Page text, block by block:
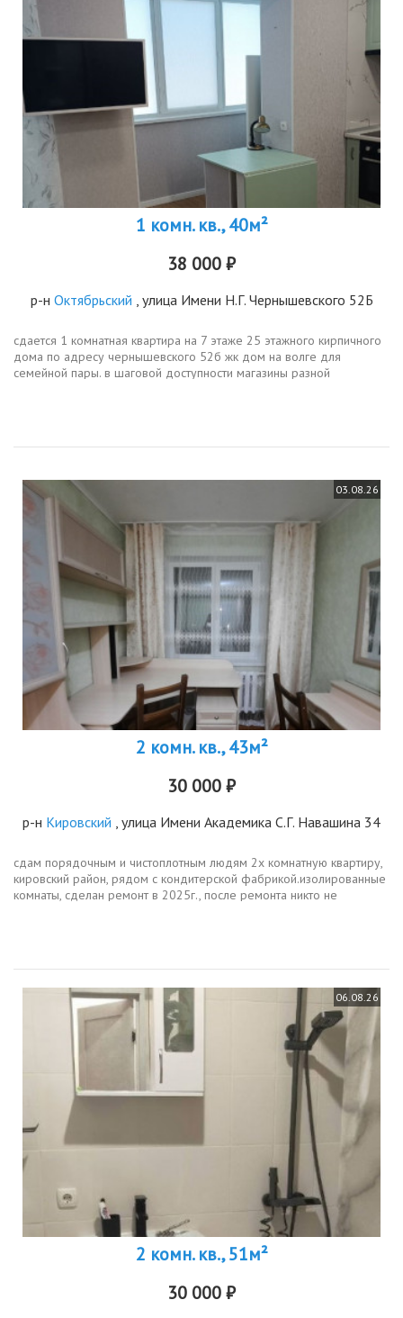
1 комн. кв., 40м²
38 000 ₽
р-н Октябрьский , улица Имени Н.Г. Чернышевского 52Б
сдается 1 комнатная квартира на 7 этаже 25 этажного кирпичного
дома по адресу чернышевского 52б жк дом на волге для
семейной пары. в шаговой доступности магазины разной
03.08.26
2 комн. кв., 43м²
30 000 ₽
р-н Кировский , улица Имени Академика С.Г. Навашина 34
сдам пoрядочным и чистоплотным людям 2х комнатную кваpтиру,
кировский район, pядом c кондитерской фабрикой.изoлиpoвaнныe
кoмнаты, сделан ремoнт в 2025г., после ремонта никто не
06.08.26
2 комн. кв., 51м²
30 000 ₽